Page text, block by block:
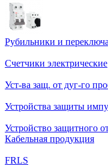
Рубильники и
Счетчики электрические
Уст-ва защ. от дуг-го
Устройства защиты
Устройство защитного
Кабельная продукция
FRLS